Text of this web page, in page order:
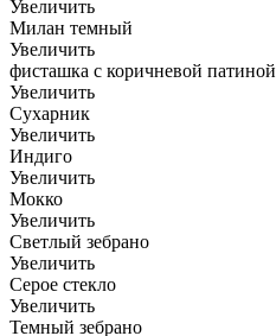
Увеличить
Милан темный
Увеличить
фисташка с коричневой патиной
Увеличить
Сухарник
Увеличить
Индиго
Увеличить
Мокко
Увеличить
Светлый зебрано
Увеличить
Серое стекло
Увеличить
Темный зебрано